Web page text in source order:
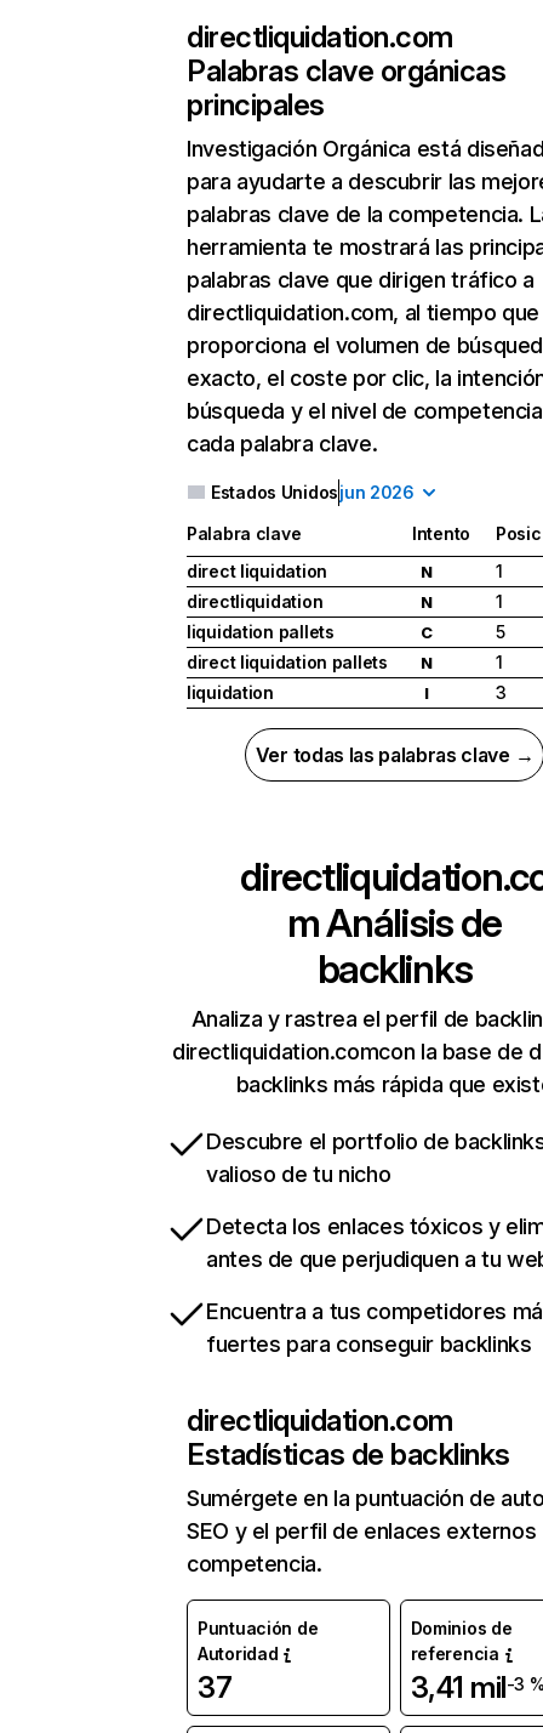
directliquidation.com
Palabras clave orgánicas
principales
Investigación Orgánica está
para ayudarte a descubrir las
palabras clave de la competencia.
herramienta te mostrará las
palabras clave que dirigen tráfico a
directliquidation.com, al tiempo
proporciona el volumen de
exacto, el coste por clic, la
búsqueda y el nivel de
cada palabra clave.
Estados Unidosjun 2026
Palabra clave Intento
direct liquidation
N
1
directliquidation
N
1
liquidation pallets
C
5
direct liquidation pallets
N
1
liquidation
I 3
Ver todas las palabras clave →
mAnálisis de
backlinks
Analiza y rastrea el perfil de
directliquidation.comcon la base de
backlinks más rápida que
Descubre el portfolio de
valioso de tu nicho
Detecta los enlaces tóxicos y
antes de que perjudiquen a tu
Encuentra a tus competidores
fuertes para conseguir backlinks
directliquidation.com
Estadísticas de backlinks
Sumérgete en la puntuación de
SEO y el perfil de enlaces externos
competencia.
Puntuación de
Autoridad
37
Dominios de
referencia
3,41 mil-3